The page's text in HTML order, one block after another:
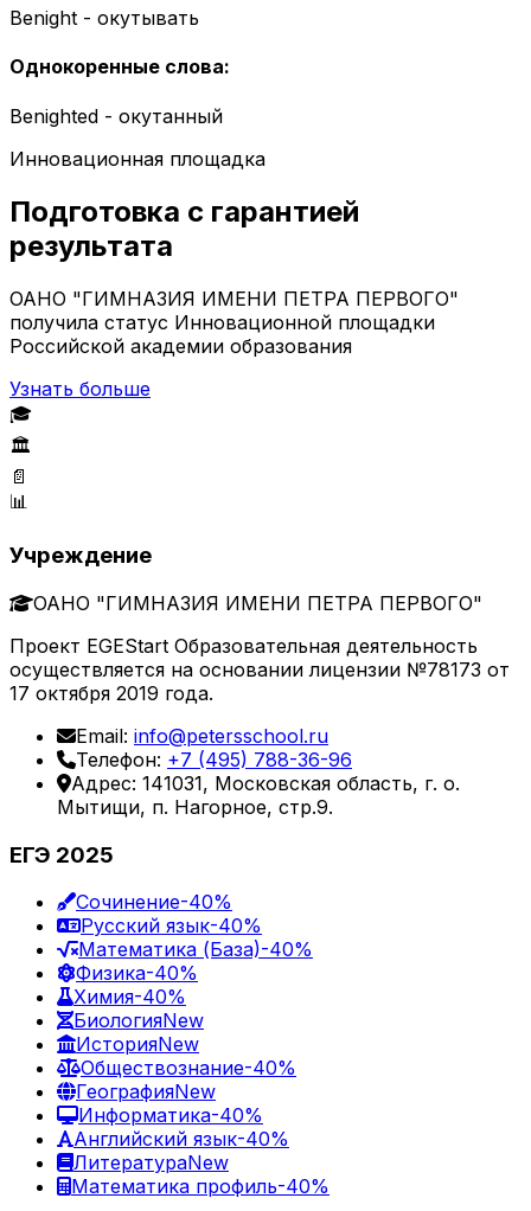
Benight - окутывать
Однокоренные слова:
Benighted - окутанный
Инновационная площадка
Подготовка с гарантией
результата
ОАНО "ГИМНАЗИЯ ИМЕНИ ПЕТРА ПЕРВОГО"
получила статус Инновационной площадки
Российской академии образования
Узнать больше
🎓
🏛️
📄
📊
Учреждение
ОАНО "ГИМНАЗИЯ ИМЕНИ ПЕТРА ПЕРВОГО"
Проект EGEStart Образовательная деятельность
осуществляется на основании лицензии №78173 от
17 октября 2019 года.
Email: info@petersschool.ru
Телефон: +7 (495) 788-36-96
Адрес: 141031, Московская область, г. о.
Мытищи, п. Нагорное, стр.9.
ЕГЭ 2025
Сочинение-40%
Русский язык-40%
Математика (База)-40%
Физика-40%
Химия-40%
БиологияNew
ИсторияNew
Обществознание-40%
ГеографияNew
Информатика-40%
Английский язык-40%
ЛитератураNew
Математика профиль-40%